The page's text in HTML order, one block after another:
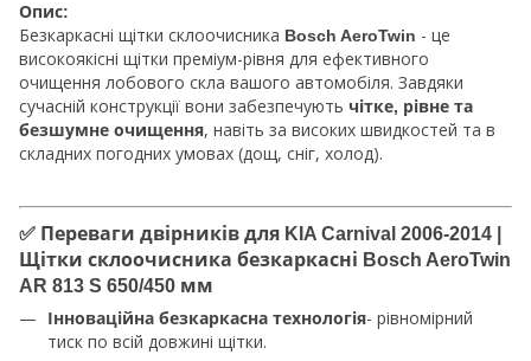
Опис:
Безкаркасні щітки склоочисника Bosch AeroTwin - це
високоякісні щітки преміум-рівня для ефективного
очищення лобового скла вашого автомобіля. Завдяки
сучасній конструкції вони забезпечують чітке, рівне та
безшумне очищення, навіть за високих швидкостей та в
складних погодних умовах (дощ, сніг, холод).
✅ Переваги двірників для KIA Carnival 2006-2014 |
Щітки склоочисника безкаркасні Bosch AeroTwin
AR 813 S 650/450 мм
Інноваційна безкаркасна технологія- рівномірний
тиск по всій довжині щітки.